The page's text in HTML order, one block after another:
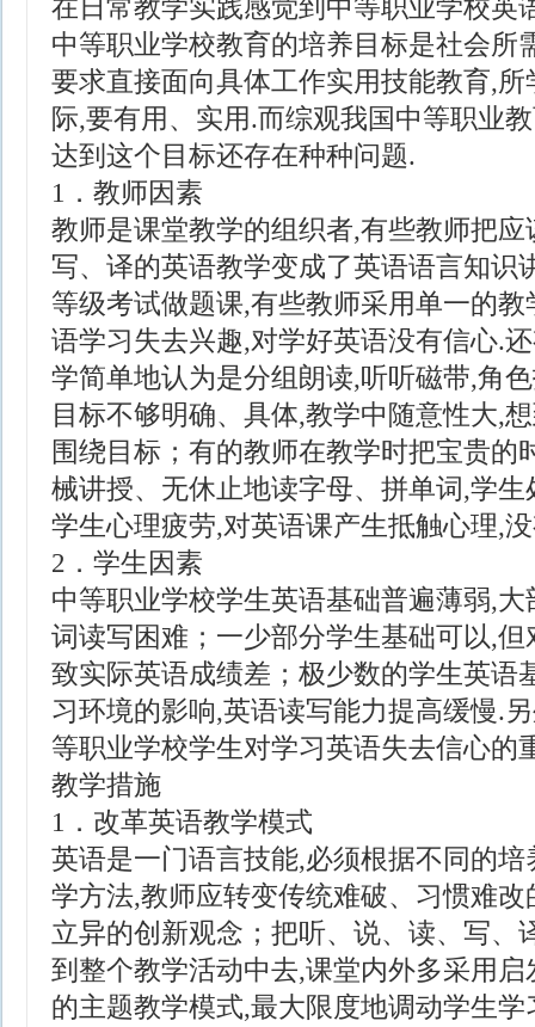
在日常教学实践感觉到中等职业学校英
中等职业学校教育的培养目标是社会所
要求直接面向具体工作实用技能教育,
际,要有用、实用.而综观我国中等职业
达到这个目标还存在种种问题.
1．教师因素
教师是课堂教学的组织者,有些教师把
写、译的英语教学变成了英语语言知识
等级考试做题课,有些教师采用单一的
语学习失去兴趣,对学好英语没有信心.
学简单地认为是分组朗读,听听磁带,角
目标不够明确、具体,教学中随意性大,
围绕目标；有的教师在教学时把宝贵的
械讲授、无休止地读字母、拼单词,学
学生心理疲劳,对英语课产生抵触心理,
2．学生因素
中等职业学校学生英语基础普遍薄弱,
词读写困难；一少部分学生基础可以,
致实际英语成绩差；极少数的学生英语
习环境的影响,英语读写能力提高缓慢.
等职业学校学生对学习英语失去信心
教学措施
1．改革英语教学模式
英语是一门语言技能,必须根据不同的
学方法,教师应转变传统难破、习惯难
立异的创新观念；把听、说、读、写、
到整个教学活动中去,课堂内外多采用
的主题教学模式,最大限度地调动学生